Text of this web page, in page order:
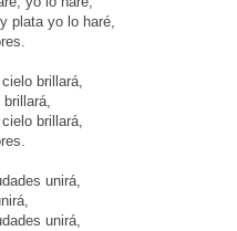
plata yo lo haré,
brillará,
brillará,
brillará,
unirá,
unirá,